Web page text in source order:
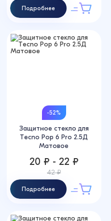
Подробнее
-52%
Защитное стекло для
Tecno Pop 6 Pro 2.5Д
Матовое
20 ₽ - 22 ₽
42 ₽
Подробнее